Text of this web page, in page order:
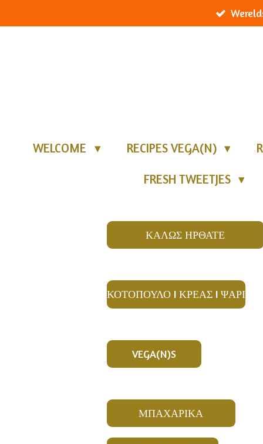
direct
WELCOME RECIPES VEGA(N)
FRESH TWEETJES
ΚΑΛΩΣ ΗΡΘΑΤΕ
ΚΟΤΟΠΟΥΛΟ I ΚΡΕΑΣ I ΨΑΡΙ
VEGA(N)S
ΜΠΑΧΑΡΙΚΑ